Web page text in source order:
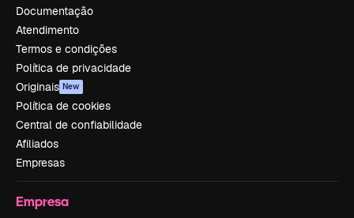
Documentação
Atendimento
Termos e condições
Política de privacidade
Originais New
Política de cookies
Central de confiabilidade
Afiliados
Empresas
Empresa